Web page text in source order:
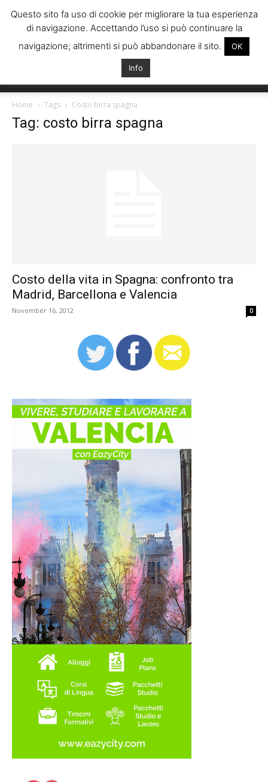
Italiani
Home Tags Costo birra spagna
Tag: costo birra spagna
Costo della vita in Spagna: confronto tra
Madrid, Barcellona e Valencia
November 16, 2012 0
Questo sito fa uso di cookie per migliorare la tua esperienza
di navigazione. Accettando l’uso si può continuare la
navigazione; altrimenti si può abbandonare il sito.
OK
Info